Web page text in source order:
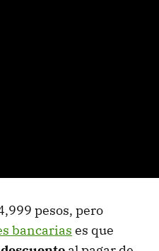
pesos, pero
bancarias es que